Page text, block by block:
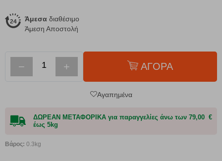
Άμεσα διαθέσιμο
Άμεση Αποστολή
− + ΑΓΟΡΑ
Αγαπημένα
ΔΩΡΕΑΝ ΜΕΤΑΦΟΡΙΚΑ για παραγγελίες άνω των 79,00 €
έως 5kg
Βάρος: 0.3kg